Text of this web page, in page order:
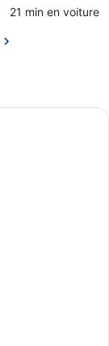
‪21 min en voiture‬